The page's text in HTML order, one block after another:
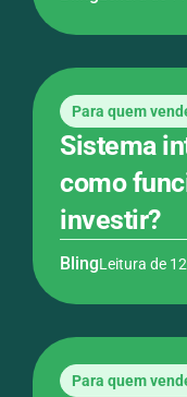
Para quem
Sistema
como
investir?
BlingLeitura de
Para quem